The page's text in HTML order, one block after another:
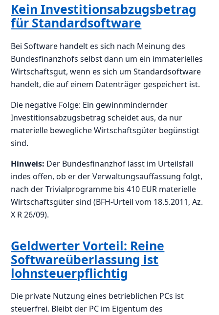
Kein Investitionsabzugsbetrag
für Standardsoftware
Bei Software handelt es sich nach Meinung des
Bundesfinanzhofs selbst dann um ein immaterielles
Wirtschaftsgut, wenn es sich um Standardsoftware
handelt, die auf einem Datenträger gespeichert ist.
Die negative Folge: Ein gewinnmindernder
Investitionsabzugsbetrag scheidet aus, da nur
materielle bewegliche Wirtschaftsgüter begünstigt
sind.
Hinweis: Der Bundesfinanzhof lässt im Urteilsfall
indes offen, ob er der Verwaltungsauffassung folgt,
nach der Trivialprogramme bis 410 EUR materielle
Wirtschaftsgüter sind (BFH-Urteil vom 18.5.2011, Az.
X R 26/09).
Geldwerter Vorteil: Reine
Softwareüberlassung ist
lohnsteuerpflichtig
Die private Nutzung eines betrieblichen PCs ist
steuerfrei. Bleibt der PC im Eigentum des